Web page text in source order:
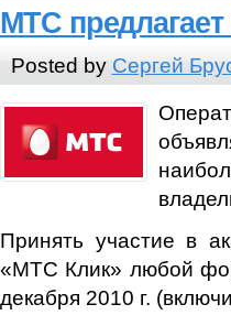
МТС предлагает
Posted by Сергей
Принять участие в
«МТС Клик» любой
декабря 2010 г.